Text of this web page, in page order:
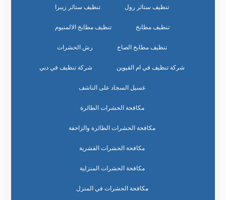
تنظيف ستائر رول تنظيف ستائر زيبرا
تنظيف مطابخ تنظيف مطابخ الالمنيوم
تنظيف مطابخ الصاج رش الحشرات
شركة تنظيف في ام القيوين شركة تنظيف في دبي
غسيل السجاد على الناشف
مكافحة الحشرات الطائرة
مكافحة الحشرات الطائرة والزاحفة
مكافحة الحشرات القشرية
مكافحة الحشرات المنزلية
مكافحة الحشرات في المنزل